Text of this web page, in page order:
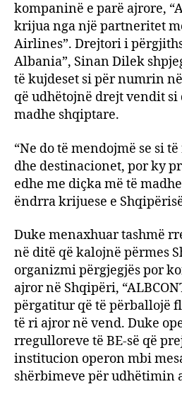
kompaninë e parë ajrore,
krijua nga një partneritet
Airlines”. Drejtori i
Albania”, Sinan Dilek
të kujdeset si për numrin
që udhëtojnë drejt vendit si
madhe shqiptare.
“Ne do të mendojmë se si
dhe destinacionet, por ky
edhe me diçka më të
ëndrra krijuese e
Duke menaxhuar tashmë
në ditë që kalojnë përmes
organizmi përgjegjës por
ajror në Shqipëri,
përgatitur që të përballojë
të ri ajror në vend. Duke
rregulloreve të BE-së që
institucion operon mbi
shërbimeve për udhëtimin